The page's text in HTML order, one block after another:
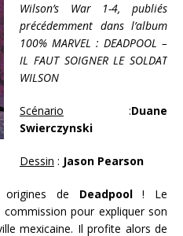
Wilson’s War 1-4, publiés
précédemment dans l’album
100% MARVEL : DEADPOOL –
IL FAUT SOIGNER LE SOLDAT
WILSON
Scénario :Duane
Swierczynski
Dessin : Jason Pearson
origines de Deadpool! Le
pour expliquer son
mexicaine. Il profite alors de